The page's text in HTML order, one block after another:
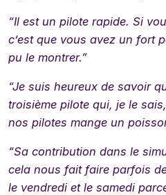
“Il est un pilote rapide. Si
c’est que vous avez un fort
pu le montrer.”
“Je suis heureux de savoir
troisième pilote qui, je le
nos pilotes mange un
“Sa contribution dans le
cela nous fait faire parfois
le vendredi et le samedi